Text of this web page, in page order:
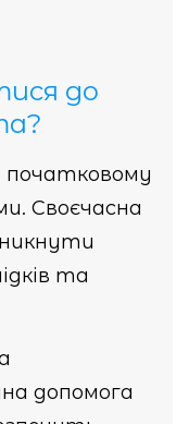
до
Своєчасна
та
допомога